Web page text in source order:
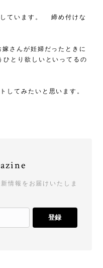
しています。 締め付けな
さんが妊婦だったときに
とり欲しいといってるの
してみたいと思います。
情報をお届けいたしま
登録